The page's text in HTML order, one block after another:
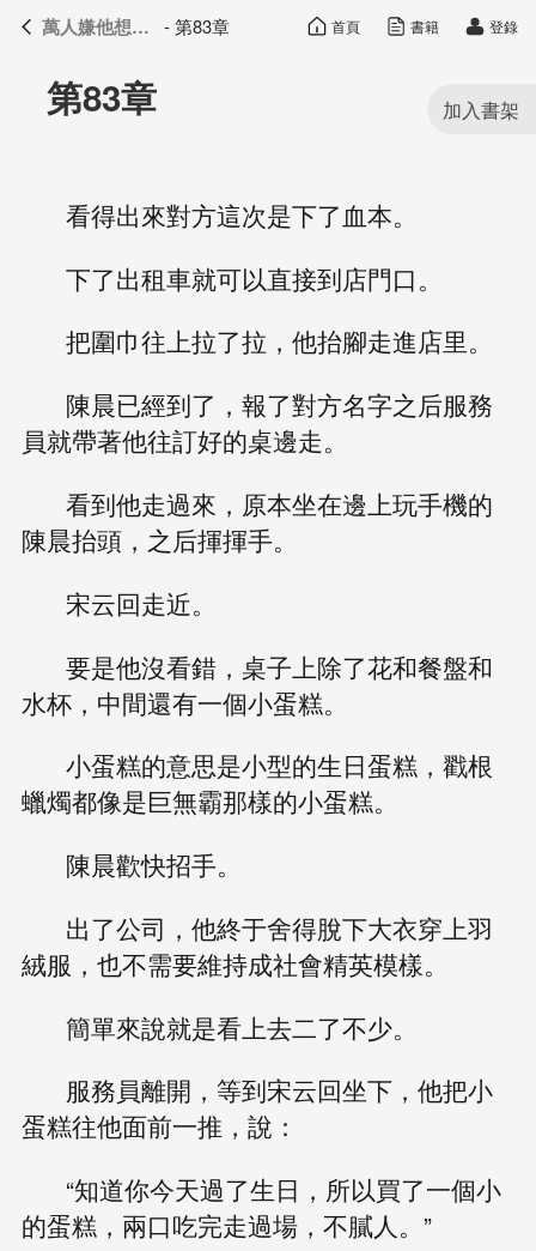
萬人嫌他想開了 目錄
第83章
看得出來對方這次是下了血本。
下了出租車就可以直接到店門口。
把圍巾往上拉了拉，他抬腳走進店里。
陳晨已經到了，報了對方名字之后服務
員就帶著他往訂好的桌邊走。
看到他走過來，原本坐在邊上玩手機的
陳晨抬頭，之后揮揮手。
宋云回走近。
要是他沒看錯，桌子上除了花和餐盤和
水杯，中間還有一個小蛋糕。
小蛋糕的意思是小型的生日蛋糕，戳根
蠟燭都像是巨無霸那樣的小蛋糕。
陳晨歡快招手。
出了公司，他終于舍得脫下大衣穿上羽
絨服，也不需要維持成社會精英模樣。
簡單來說就是看上去二了不少。
服務員離開，等到宋云回坐下，他把小
蛋糕往他面前一推，說：
“知道你今天過了生日，所以買了一個小
的蛋糕，兩口吃完走過場，不膩人。”
萬人嫌他想開了 - 第83章 首頁 書籍 登錄